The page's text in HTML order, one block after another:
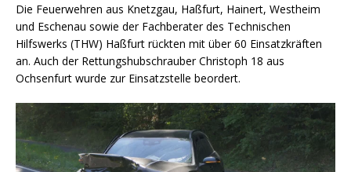
Die Feuerwehren aus Knetzgau, Haßfurt, Hainert, Westheim
und Eschenau sowie der Fachberater des Technischen
Hilfswerks (THW) Haßfurt rückten mit über 60 Einsatzkräften
an. Auch der Rettungshubschrauber Christoph 18 aus
Ochsenfurt wurde zur Einsatzstelle beordert.